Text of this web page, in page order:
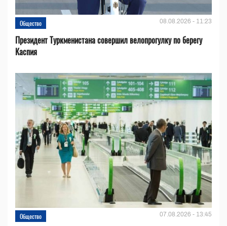
Общество 08.08.2026 - 11:23
Президент Туркменистана совершил велопрогулку по берегу
Каспия
Общество 07.08.2026 - 13:45